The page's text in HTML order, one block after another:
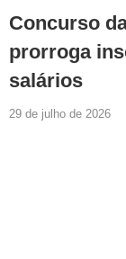
Concurso
prorroga
salários
29 de julho de 2026